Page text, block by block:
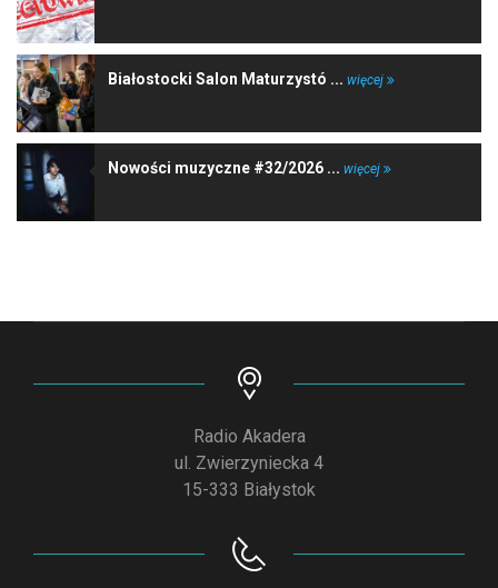
Białostocki Salon Maturzystó ... więcej
Nowości muzyczne #32/2026 ... więcej
Radio Akadera
ul. Zwierzyniecka 4
15-333 Białystok